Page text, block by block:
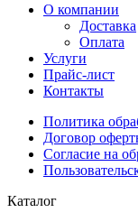
О компании
Доставка
Оплата
Услуги
Прайс-лист
Контакты
Политика
Договор
Согласие на
Каталог